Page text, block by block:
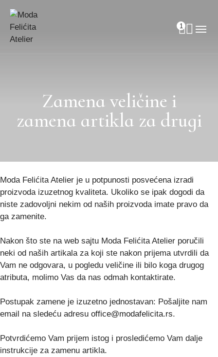
1
Zamena veličine i
zamena artikla za drugi
Moda Felićita Atelier je u potpunosti posvećena izradi
proizvoda izuzetnog kvaliteta. Ukoliko se ipak dogodi da
niste zadovoljni nekim od naših proizvoda imate pravo da
ga zamenite.
Nakon što ste na web sajtu Moda Felićita Atelier poručili
neki od naših artikala za koji ste nakon prijema utvrdili da
Vam ne odgovara, u pogledu veličine ili bilo koga drugog
atributa, molimo Vas da nas odmah kontaktirate.
Postupak zamene je izuzetno jednostavan: Pošaljite nam
email na sledeću adresu office@modafelicita.rs.
Potvrdićemo Vam prijem istog i prosledićemo Vam dalje
instrukcije za zamenu artikla.